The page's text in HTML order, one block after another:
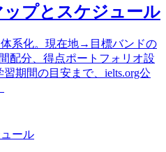
ップとスケジュール
系化。現在地→目標バンドの
配分、得点ポートフォリオ設
期間の目安まで、ielts.org公
ール